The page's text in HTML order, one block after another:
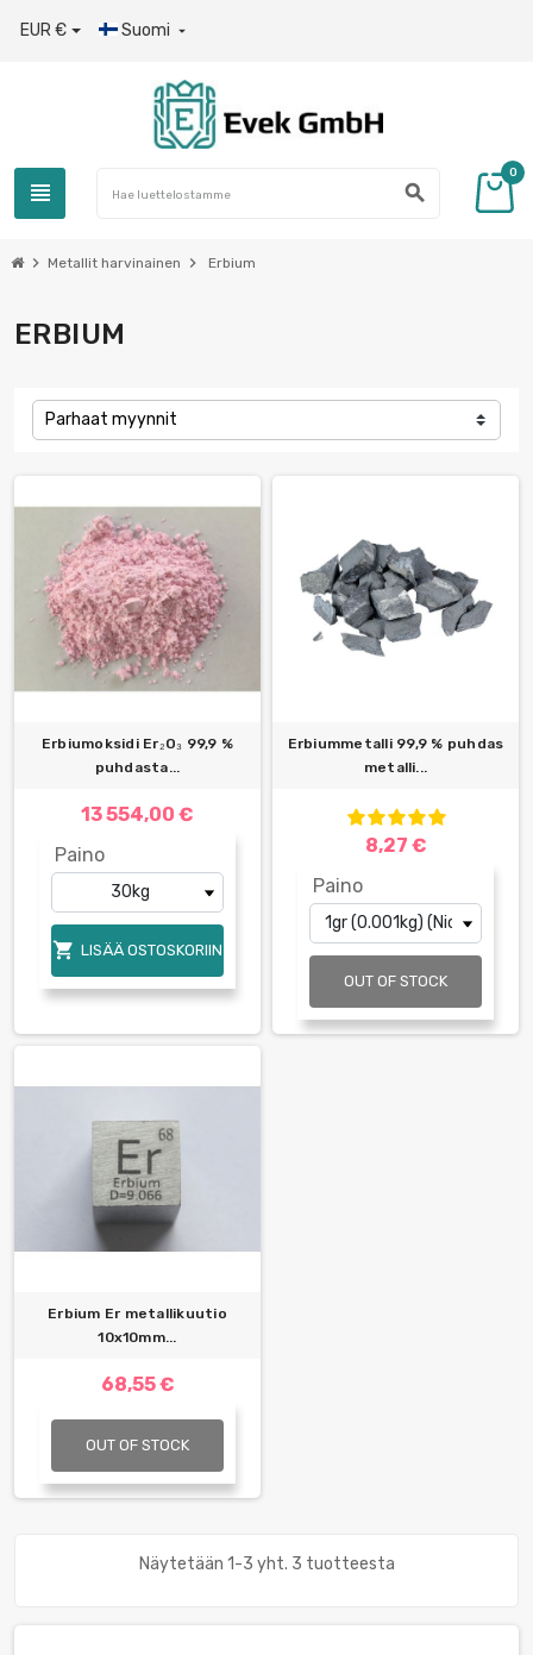
EUR € Suomi 
view_headline search
0
chevron_right Metallit harvinainen chevron_right Erbium
ERBIUM
Parhaat myynnit
Erbiumoksidi Er₂O₃ 99,9 %
puhdasta...
13 554,00 €
Paino
 LISÄÄ OSTOSKORIIN
Erbiummetalli 99,9 % puhdas
metalli...
8,27 €
Paino
OUT OF STOCK
Erbium Er metallikuutio
10x10mm...
68,55 €
OUT OF STOCK
Näytetään 1-3 yht. 3 tuotteesta